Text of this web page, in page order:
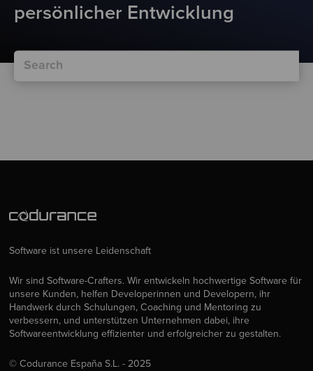
persönlicher Entwicklung
Software ist unsere Leidenschaft
Wir sind Software-Crafters. Wir entwickeln hochwertige Software für
unsere Kunden, helfen Developerinnen und Developern, ihr
Handwerk durch Schulungen, Coaching und Mentoring zu
verbessern, und unterstützen Unternehmen dabei, ihre
Softwareentwicklung effizienter und erfolgreicher zu gestalten.
© Codurance España S.L. - 2025